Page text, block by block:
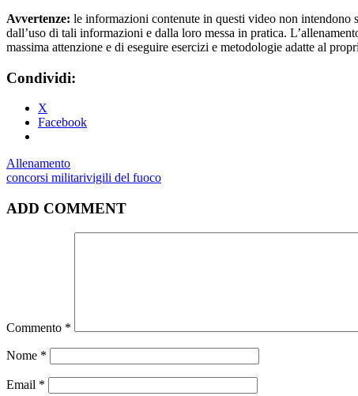
Avvertenze: le informazioni contenute in questi video non intendono
dall’uso di tali informazioni e dalla loro messa in pratica.
massima attenzione e di eseguire esercizi e metodologie adatte al
Condividi:
X
Facebook
Allenamento
concorsi militarivigili del fuoco
ADD COMMENT
Commento *
Nome *
Email *